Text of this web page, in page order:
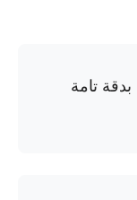
تامة